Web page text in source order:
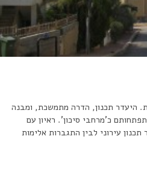
היעדר תכנון, הדרה מתמשכת, ומבנה
כ'מרחבי סיכון'. ראיון עם
עירוני לבין התגברות אלימות